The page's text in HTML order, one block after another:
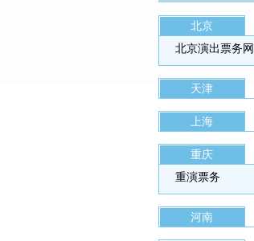
北京
北京演出票务网
天津
上海
重庆
重演票务
河南